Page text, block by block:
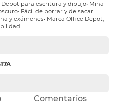
para escritura y dibujo• Mina
Fácil de borrar y de sacar
y exámenes• Marca Office Depot,
Comentarios